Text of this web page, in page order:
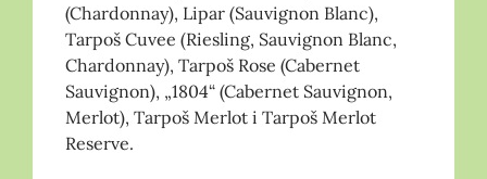
(Chardonnay), Lipar (Sauvignon Blanc),
Tarpoš Cuvee (Riesling, Sauvignon Blanc,
Chardonnay), Tarpoš Rose (Cabernet
Sauvignon), „1804“ (Cabernet Sauvignon,
Merlot), Tarpoš Merlot i Tarpoš Merlot
Reserve.